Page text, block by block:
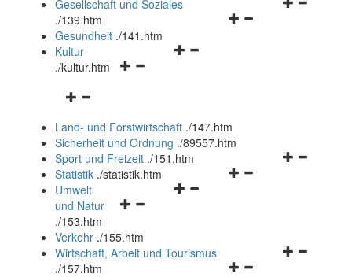
Navigationsmenü
Gesellschaft und Soziales
./139.htm
Navigationsmenü
Gesundheit ./141.htm
Navigationsmenü
Kultur
./kultur.htm
Navigationsmenü
und
schließen
Land- und Forstwirtschaft ./147.htm
Sicherheit und Ordnung ./89557.htm
Navigationsmenü
Sport und Freizeit ./151.htm
Navigationsmenü
Statistik ./statistik.htm
Navigationsmenü
und
schließen
Umwelt
und Natur
./153.htm
Verkehr ./155.htm
Navigationsmenü
Wirtschaft, Arbeit und Tourismus
./157.htm